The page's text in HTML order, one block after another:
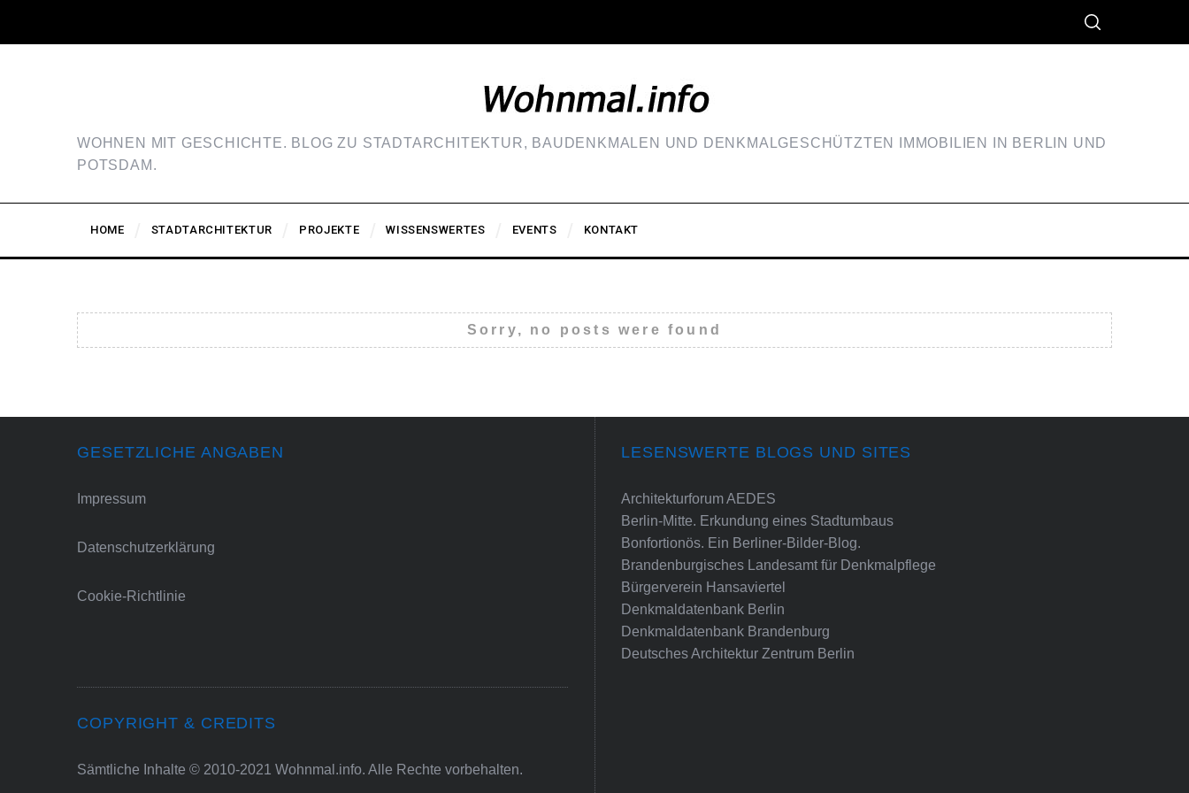
WOHNEN MIT GESCHICHTE. BLOG ZU STADTARCHITEKTUR, BAUDENKMALEN UND DENKMALGESCHÜTZTEN IMMOBILIEN IN BERLIN UND
POTSDAM.
HOME STADTARCHITEKTUR PROJEKTE WISSENSWERTES EVENTS KONTAKT
Sorry, no posts were found
GESETZLICHE ANGABEN
Impressum
Datenschutzerklärung
Cookie-Richtlinie
COPYRIGHT & CREDITS
Sämtliche Inhalte © 2010-2021 Wohnmal.info. Alle Rechte vorbehalten.
LESENSWERTE BLOGS UND SITES
Architekturforum AEDES
Berlin-Mitte. Erkundung eines Stadtumbaus
Bonfortionös. Ein Berliner-Bilder-Blog.
Brandenburgisches Landesamt für Denkmalpflege
Bürgerverein Hansaviertel
Denkmaldatenbank Berlin
Denkmaldatenbank Brandenburg
Deutsches Architektur Zentrum Berlin